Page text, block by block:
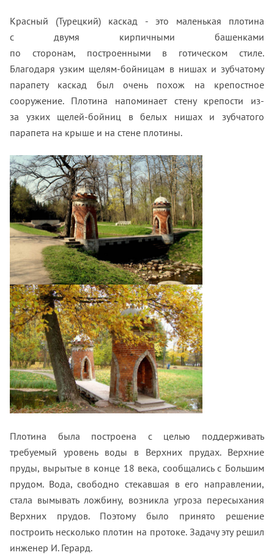
Красный (Турецкий) каскад - это маленькая плотина
с двумя кирпичными башенками
по сторонам, построенными в готическом стиле.
Благодаря узким щелям-бойницам в нишах и зубчатому
парапету каскад был очень похож на крепостное
сооружение. Плотина напоминает стену крепости из-
за узких щелей-бойниц в белых нишах и зубчатого
парапета на крыше и на стене плотины.
Плотина была построена с целью поддерживать
требуемый уровень воды в Верхних прудах. Верхние
пруды, вырытые в конце 18 века, сообщались с Большим
прудом. Вода, свободно стекавшая в его направлении,
стала вымывать ложбину, возникла угроза пересыхания
Верхних прудов. Поэтому было принято решение
построить несколько плотин на протоке. Задачу эту решил
инженер И. Герард.